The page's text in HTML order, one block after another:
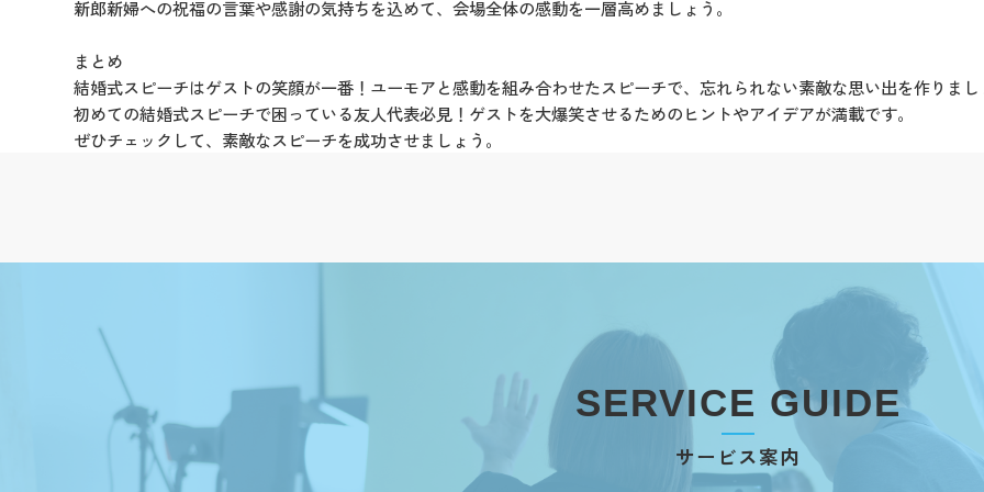
新郎新婦への祝福の言葉や感謝の気持ちを込めて、会場全体の感動を一層高めましょう。
まとめ
結婚式スピーチはゲストの笑顔が一番！ユーモアと感動を組み合わせたスピーチで、忘れられない素敵な思い出を作りま
初めての結婚式スピーチで困っている友人代表必見！ゲストを大爆笑させるためのヒントやアイデアが満載です。
ぜひチェックして、素敵なスピーチを成功させましょう。
SERVICE GUIDE
サービス案内